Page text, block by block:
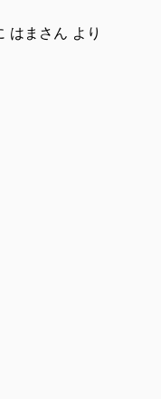
はまさん より